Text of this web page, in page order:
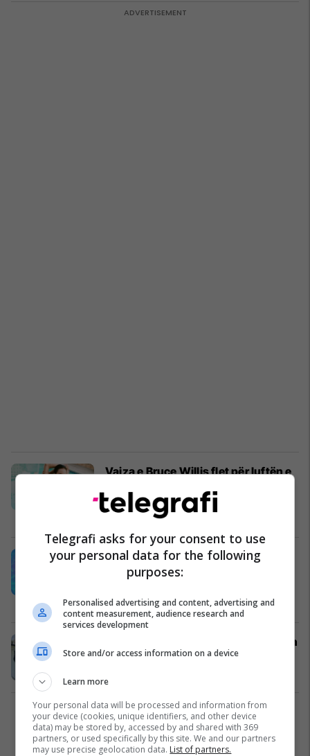
Vajza e Bruce Willis flet për luftën e
vlerësoja shëndetin tim
Yjet 08/07/2025
Kur fjalët humbin kuptimin: Afazia
mund të jetë shenja e parë e një
Klinika Mayo
Lifestyle 02/06/2025
Vajza e Bruce Willis flet për gjendjen
e tij shëndetësore
1
Telegrafi asks for your consent to use
your personal data for the following
purposes:
Personalised advertising and content, advertising and
content measurement, audience research and
services development
Store and/or access information on a device
Learn more
Your personal data will be processed and information from
your device (cookies, unique identifiers, and other device
data) may be stored by, accessed by and shared with 369
partners, or used specifically by this site. We and our partners
may use precise geolocation data. List of partners.